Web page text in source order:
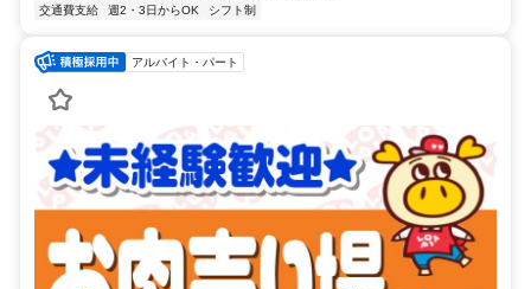
交通費支給 週2・3日からOK シフト制
アルバイト・パート